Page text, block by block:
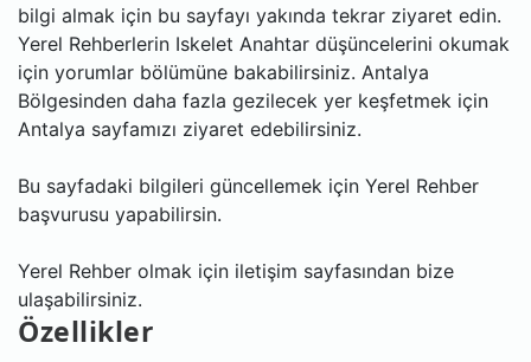
bilgi almak için bu sayfayı yakında tekrar ziyaret edin.
Yerel Rehberlerin Iskelet Anahtar düşüncelerini okumak
için yorumlar bölümüne bakabilirsiniz. Antalya
Bölgesinden daha fazla gezilecek yer keşfetmek için
Antalya sayfamızı ziyaret edebilirsiniz.
Bu sayfadaki bilgileri güncellemek için Yerel Rehber
başvurusu yapabilirsin.
Yerel Rehber olmak için iletişim sayfasından bize
ulaşabilirsiniz.
Özellikler